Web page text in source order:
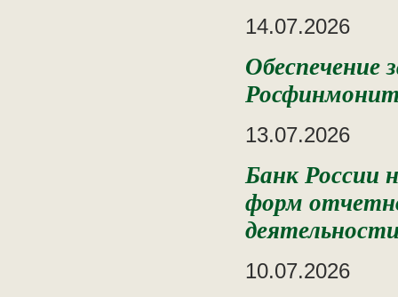
14.07.2026
Обеспечение
13.07.2026
Банк России
форм
10.07.2026